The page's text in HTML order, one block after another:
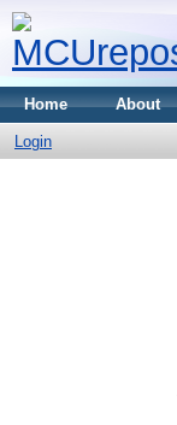
Home About
Login